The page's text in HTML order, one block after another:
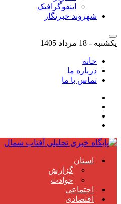
اینفوگرافیک
شهروند خبرنگار
یکشنبه - 18 مرداد 1405
خانه
درباره ما
تماس با ما
استان
گزارش
حوادث
اجتماعی
اقتصادی